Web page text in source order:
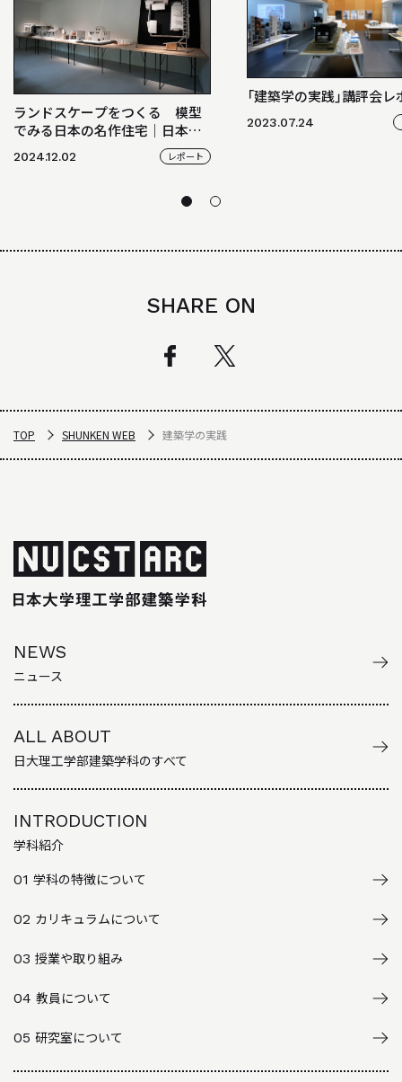
ランドスケープをつくる 模型
でみる日本の名作住宅｜日本の
2024.12.02 レポート
「建築学の実践」講評会
2023.07.24
SHARE ON
TOP SHUNKEN WEB 建築学の実践
NEWS
ニュース
ALL ABOUT
日大理工学部建築学科のすべて
INTRODUCTION
学科紹介
01 学科の特徴について
02 カリキュラムについて
03 授業や取り組み
04 教員について
05 研究室について